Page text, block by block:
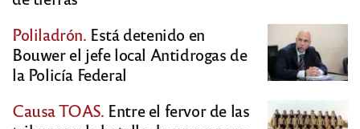
Poliladrón. Está detenido en
Bouwer el jefe local Antidrogas de
la Policía Federal
Causa TOAS. Entre el fervor de las